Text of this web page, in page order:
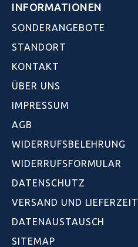
INFORMATIONEN
SONDERANGEBOTE
STANDORT
KONTAKT
ÜBER UNS
IMPRESSUM
AGB
WIDERRUFSBELEHRUNG
WIDERRUFSFORMULAR
DATENSCHUTZ
VERSAND UND LIEFERZEIT
DATENAUSTAUSCH
SITEMAP